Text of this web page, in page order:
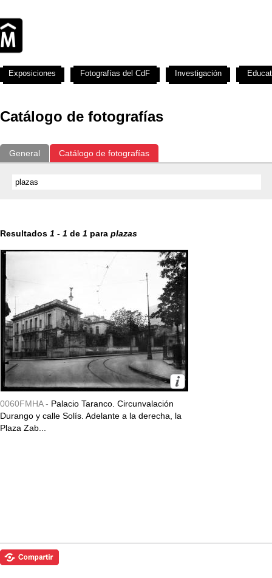
Catálogo de fotografías
General Catálogo de fotografías
Resultados 1 - 1 de 1 para plazas
0060FMHA - Palacio Taranco. Circunvalación
Durango y calle Solís. Adelante a la derecha, la
Plaza Zab...
Exposiciones Fotografías del CdF Investigación